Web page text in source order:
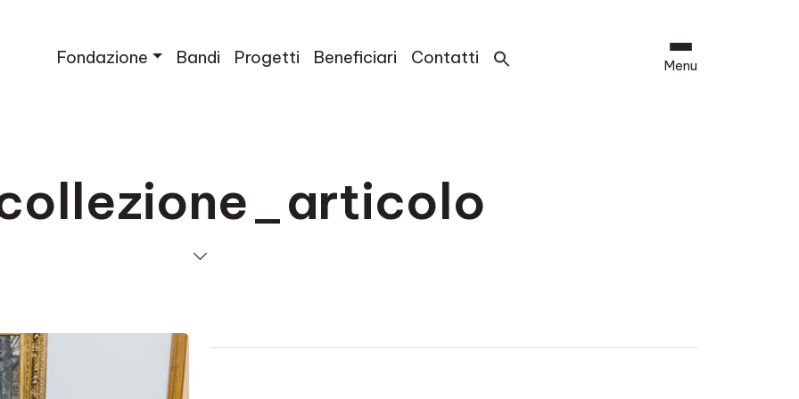
Fondazione Bandi Progetti Beneficiari Contatti Menu